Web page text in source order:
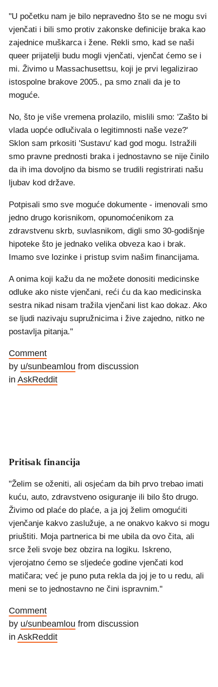
"U početku nam je bilo nepravedno što se ne mogu svi
vjenčati i bili smo protiv zakonske definicije braka kao
zajednice muškarca i žene. Rekli smo, kad se naši
queer prijatelji budu mogli vjenčati, vjenčat ćemo se i
mi. Živimo u Massachusettsu, koji je prvi legalizirao
istospolne brakove 2005., pa smo znali da je to
moguće.
No, što je više vremena prolazilo, mislili smo: 'Zašto bi
vlada uopće odlučivala o legitimnosti naše veze?'
Sklon sam prkositi 'Sustavu' kad god mogu. Istražili
smo pravne prednosti braka i jednostavno se nije činilo
da ih ima dovoljno da bismo se trudili registrirati našu
ljubav kod države.
Potpisali smo sve moguće dokumente - imenovali smo
jedno drugo korisnikom, opunomoćenikom za
zdravstvenu skrb, suvlasnikom, digli smo 30-godišnje
hipoteke što je jednako velika obveza kao i brak.
Imamo sve lozinke i pristup svim našim financijama.
A onima koji kažu da ne možete donositi medicinske
odluke ako niste vjenčani, reći ću da kao medicinska
sestra nikad nisam tražila vjenčani list kao dokaz. Ako
se ljudi nazivaju supružnicima i žive zajedno, nitko ne
postavlja pitanja."
Comment
by u/sunbeamlou from discussion
in AskReddit
Pritisak financija
"Želim se oženiti, ali osjećam da bih prvo trebao imati
kuću, auto, zdravstveno osiguranje ili bilo što drugo.
Živimo od plaće do plaće, a ja joj želim omogućiti
vjenčanje kakvo zaslužuje, a ne onakvo kakvo si mogu
priuštiti. Moja partnerica bi me ubila da ovo čita, ali
srce želi svoje bez obzira na logiku. Iskreno,
vjerojatno ćemo se sljedeće godine vjenčati kod
matičara; već je puno puta rekla da joj je to u redu, ali
meni se to jednostavno ne čini ispravnim."
Comment
by u/sunbeamlou from discussion
in AskReddit